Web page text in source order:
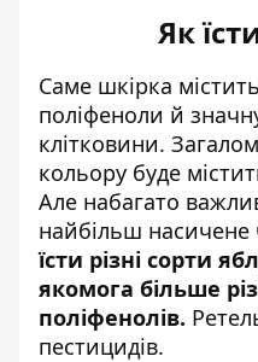
Як
Саме шкірка
поліфеноли й
клітковини.
кольору буде
Але набагато
найбільш насичене
їсти різні сорти
якомога більше
поліфенолів.
пестицидів.